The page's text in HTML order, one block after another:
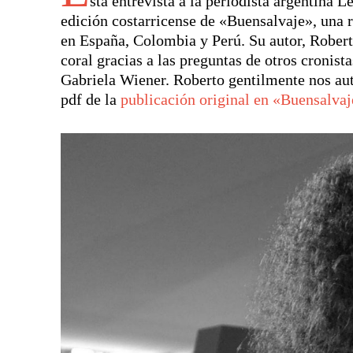
edición costarricense de «Buensalvaje»,
en España, Colombia y Perú. Su autor,
coral gracias a las preguntas de otros
Gabriela Wiener. Roberto gentilmente nos
pdf de lapublicación original en